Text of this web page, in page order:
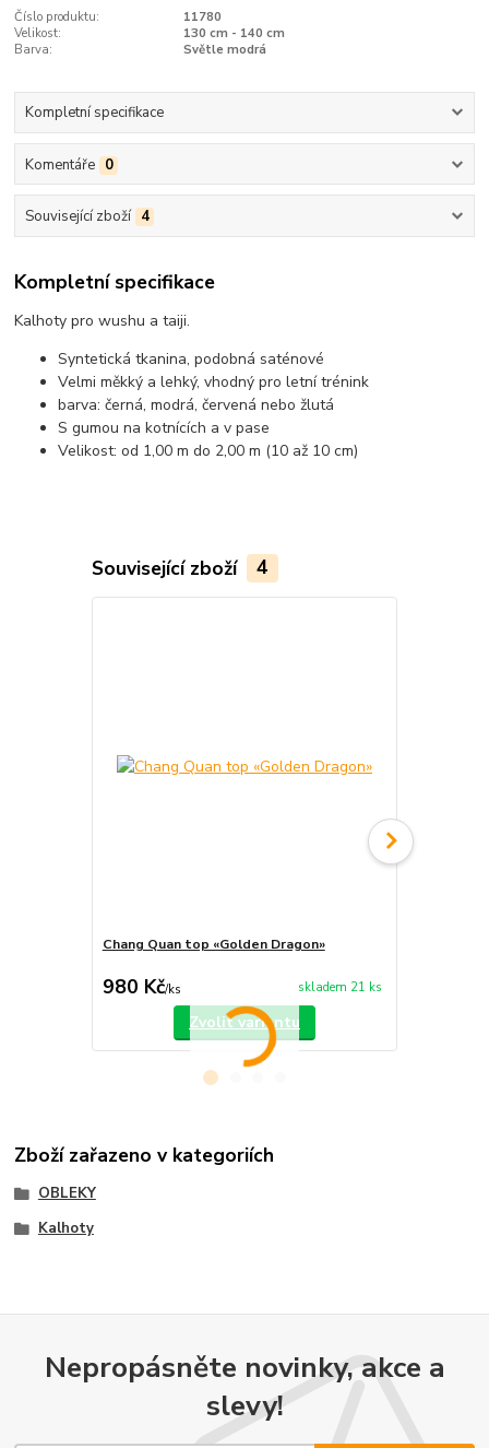
Číslo produktu:
11780
Velikost:
130 cm - 140 cm
Barva:
Světle modrá
Kompletní specifikace
Komentáře 0
Související zboží 4
Kompletní specifikace
Kalhoty pro wushu a taiji.
Syntetická tkanina, podobná saténové
Velmi měkký a lehký, vhodný pro letní trénink
barva: černá, modrá, červená nebo žlutá
S gumou na kotnících a v pase
Velikost: od 1,00 m do 2,00 m (10 až 10 cm)
Související zboží 4
Chang Quan top «Golden Dragon»
980 Kč/ks skladem 21 ks
Zvolit variantu
Zboží zařazeno v kategoriích
OBLEKY
Kalhoty
Nepropásněte novinky, akce a
slevy!